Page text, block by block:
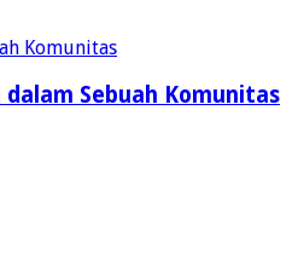
Sebuah Komunitas